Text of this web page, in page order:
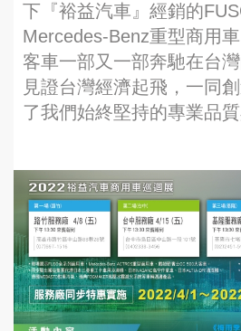
下『裕益汽車』經銷的
Mercedes-Benz重型商用
客車一部又一部奔馳在台
見證台灣經濟起飛，一同
了我們始終堅持的專業品質